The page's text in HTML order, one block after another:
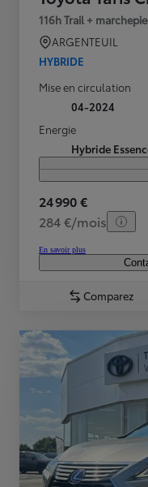
116h Trail +
ARGENTEUIL
HYBRIDE
Mise en circulation
04-2024
Energie
Hybride
24 990 €
284 €/mois
En savoir plus
Comparez